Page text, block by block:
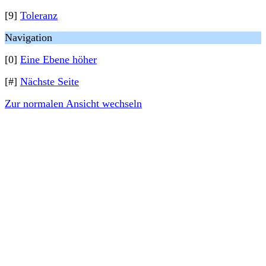
[9] Toleranz
Navigation
[0] Eine Ebene höher
[#] Nächste Seite
Zur normalen Ansicht wechseln